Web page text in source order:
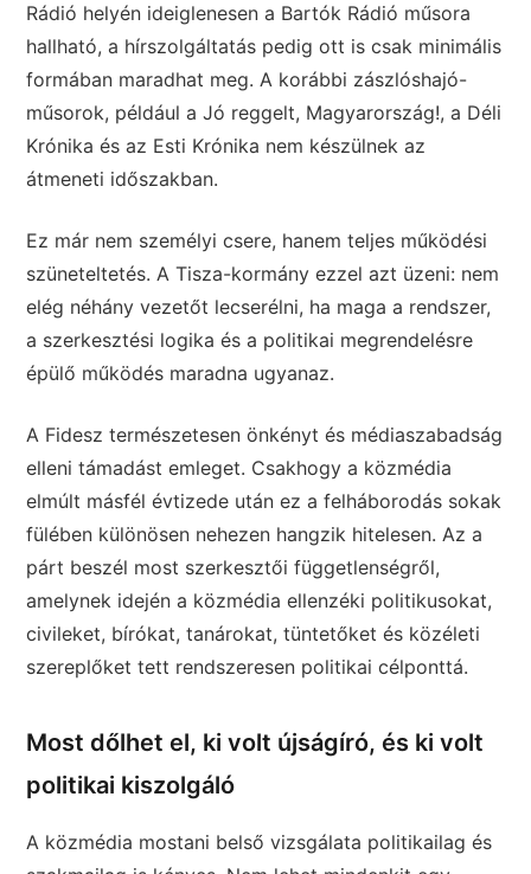
Rádió helyén ideiglenesen a Bartók Rádió műsora
hallható, a hírszolgáltatás pedig ott is csak minimális
formában maradhat meg. A korábbi zászlóshajó-
műsorok, például a Jó reggelt, Magyarország!, a Déli
Krónika és az Esti Krónika nem készülnek az
átmeneti időszakban.
Ez már nem személyi csere, hanem teljes működési
szüneteltetés. A Tisza-kormány ezzel azt üzeni: nem
elég néhány vezetőt lecserélni, ha maga a rendszer,
a szerkesztési logika és a politikai megrendelésre
épülő működés maradna ugyanaz.
A Fidesz természetesen önkényt és médiaszabadság
elleni támadást emleget. Csakhogy a közmédia
elmúlt másfél évtizede után ez a felháborodás sokak
fülében különösen nehezen hangzik hitelesen. Az a
párt beszél most szerkesztői függetlenségről,
amelynek idején a közmédia ellenzéki politikusokat,
civileket, bírókat, tanárokat, tüntetőket és közéleti
szereplőket tett rendszeresen politikai célponttá.
Most dőlhet el, ki volt újságíró, és ki volt
politikai kiszolgáló
A közmédia mostani belső vizsgálata politikailag és